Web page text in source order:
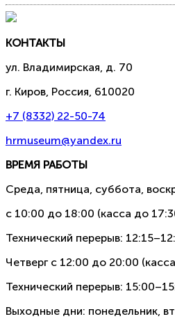
КОНТАКТЫ
ул. Владимирская, д. 70
г. Киров, Россия, 610020
+7 (8332) 22-50-74
hrmuseum@yandex.ru
ВРЕМЯ РАБОТЫ
Среда, пятница, суббота,
с 10:00 до 18:00 (касса до
Технический перерыв:
Четверг с 12:00 до 20:00
Технический перерыв:
Выходные дни: понедельник,